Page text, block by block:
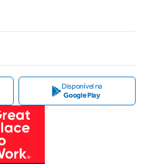
Disponível na
Google Play